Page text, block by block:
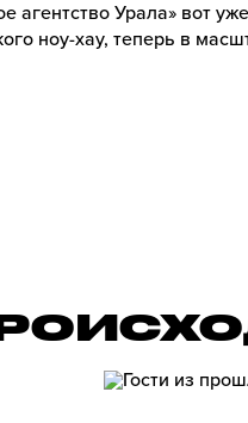
агентство Урала» вот
ноу-хау, теперь в